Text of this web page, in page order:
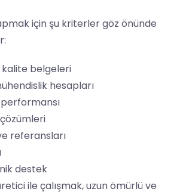
için şu kriterler göz önünde
kalite belgeleri
hesapları
performansı
referansları
destek
ile çalışmak, uzun ömürlü ve